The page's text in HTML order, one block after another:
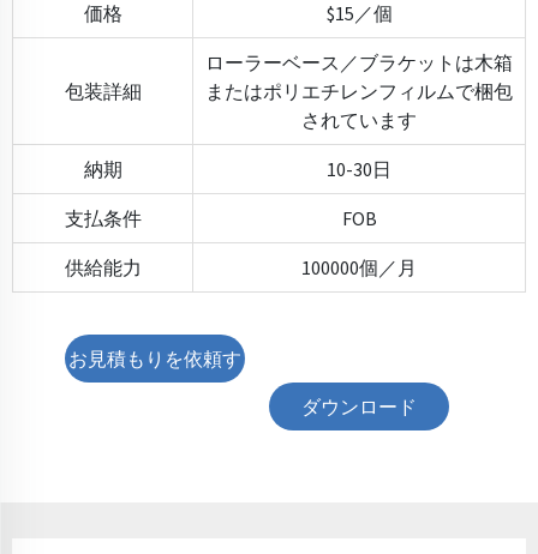
価格 $15／個
包装詳細
ローラーベース／ブラケットは木箱
またはポリエチレンフィルムで梱包
されています
納期 10-30日
支払条件 FOB
供給能力 100000個／月
お見積もりを依頼す
ダウンロード